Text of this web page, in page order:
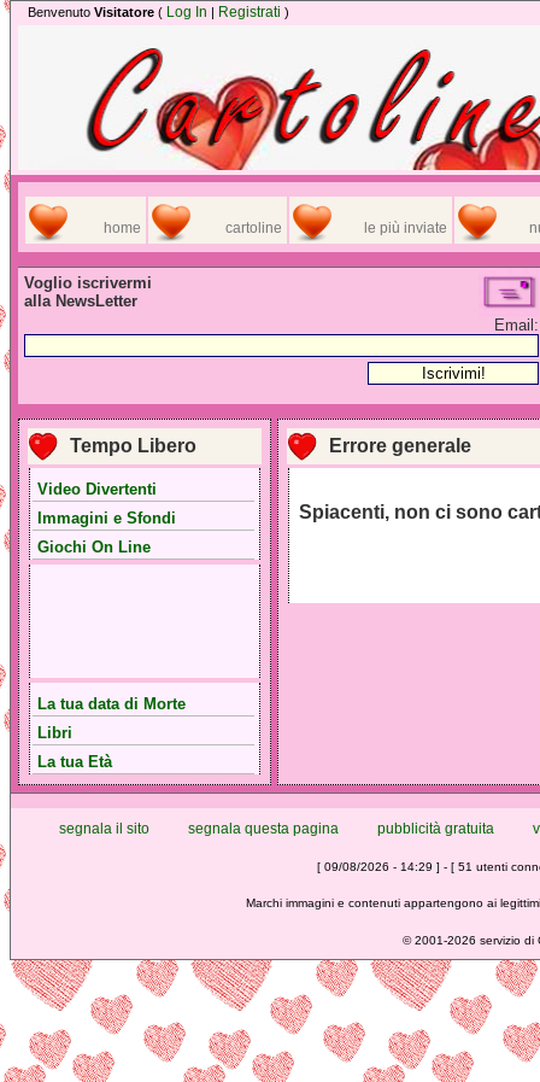
Benvenuto Visitatore ( Log In | Registrati )
home cartoline le più inviate
Voglio iscrivermi
alla NewsLetter
Email:
Tempo Libero
Video Divertenti
Immagini e Sfondi
Giochi On Line
La tua data di Morte
Libri
La tua Età
Errore generale
Spiacenti, non ci sono
segnala il sito segnala questa pagina pubblicità gratuita
[ 09/08/2026 - 14:29 ] - [ 51 utenti
Marchi immagini e contenuti appartengono ai
©2001-2026 servizio di